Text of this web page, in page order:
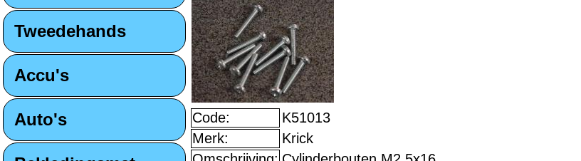
Tweedehands
Accu's
Auto's Code:
K51013
Merk:
Krick